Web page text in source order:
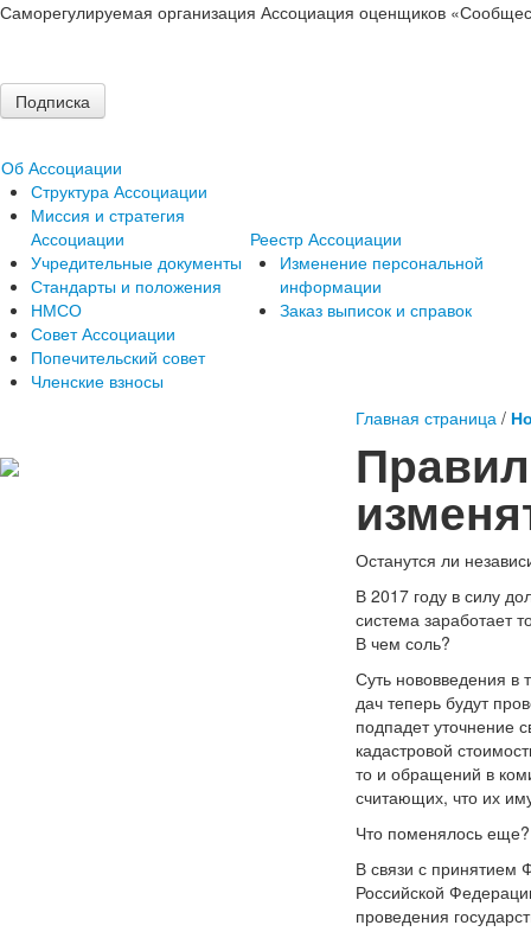
Саморегулируемая организация Ассоциация оценщиков
Подписка
Об Ассоциации
Структура Ассоциации
Миссия и стратегия
Ассоциации
Учредительные документы
Стандарты и положения
НМСО
Совет Ассоциации
Попечительский совет
Членские взносы
Реестр Ассоциации
Изменение персональной
информации
Заказ выписок и справок
Главная страница /
Останутся ли
В 2017 году в силу
система заработает
В чем соль?
Суть нововведения в
дач теперь будут
подпадет уточнение
кадастровой
то и обращений в
считающих, что их
Что поменялось еще?
В связи с принятием
Российской
проведения